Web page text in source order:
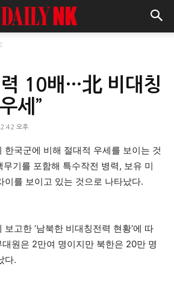
력 10배…北 비대칭
세”
오후
한국군에 비해 절대적 우세를 보이는 것
기를 포함해 특수작전 병력, 보유 미
이를 보이고 있는 것으로 나타났다.
고한 ‘남북한 비대칭전력 현황’에 따
원은 2만여 명이지만 북한은 20만 명
다.